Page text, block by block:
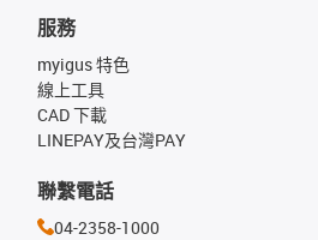
服務
myigus 特色
線上工具
CAD 下載
LINEPAY及台灣PAY
聯繫電話
04-2358-1000